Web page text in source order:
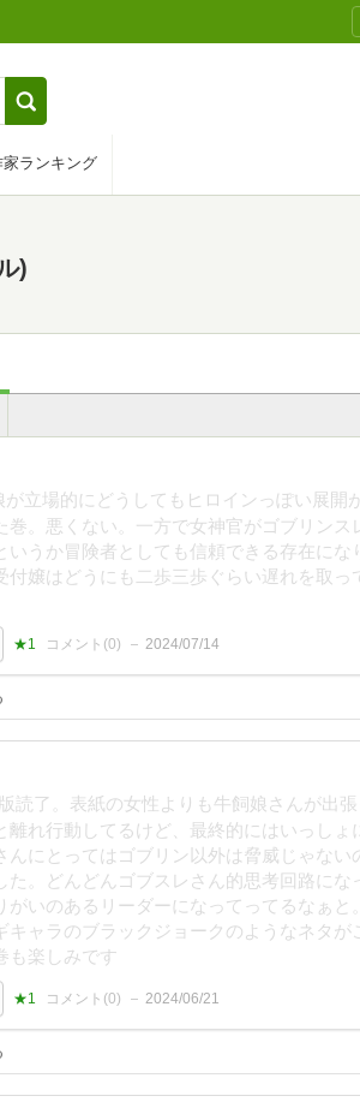
家ランキング
)
が立場的にどうしてもヒロインっぽい展開
巻。悪くない。一方で女神官がゴブリンス
いうか冒険者としても信頼できる存在にな
付嬢はどうにも二歩三歩ぐらい遅れを取
★1 コメント(0) 2024/07/14
読了。表紙の女性よりも牛飼娘さんが出
離れ行動してるけど、最終的にはいっし
んにとってはゴブリン以外は脅威じゃな
た。どんどんゴブスレさん的思考回路にな
がいのあるリーダーになってってるなぁ
キャラのブラックジョークのようなネタが
も楽しみです
★1 コメント(0) 2024/06/21